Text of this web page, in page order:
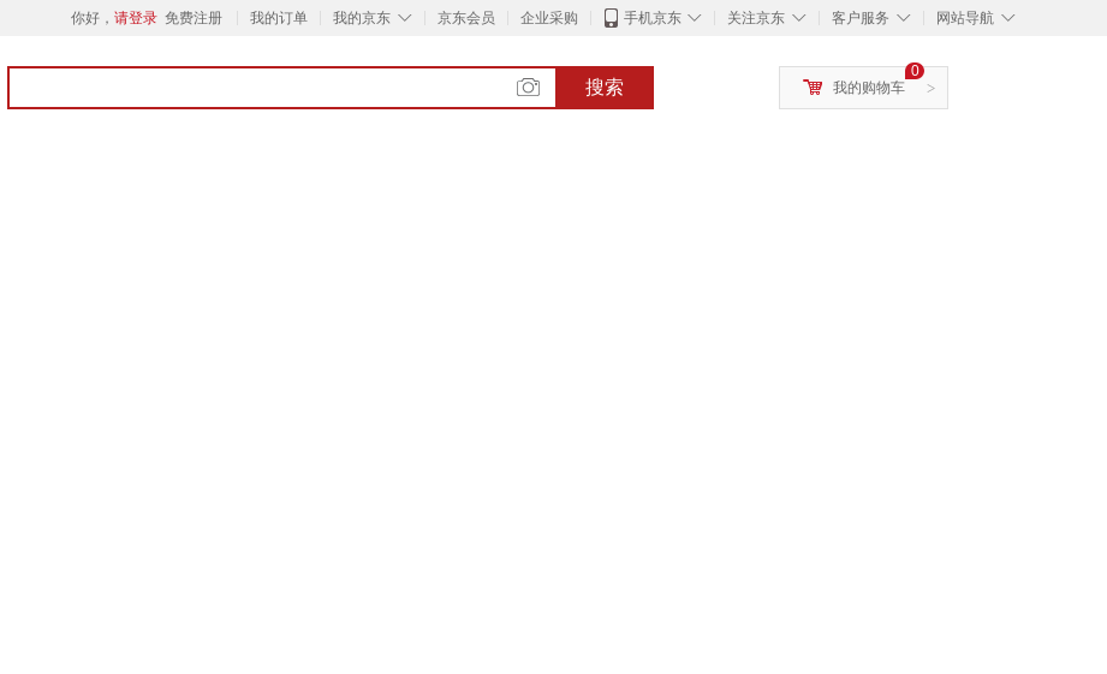
你好， 请登录 免费注册 我的订单 ◇
我的京东 京东会员 企业采购 ◇
手机京东 ◇
关注京东 ◇
客户服务 ◇
网站导航
搜索 >
0
我的购物车